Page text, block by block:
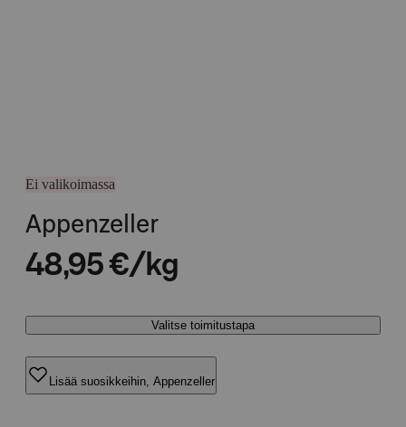
Ei valikoimassa
Appenzeller
48,95 €/kg
Valitse toimitustapa
Lisää suosikkeihin, Appenzeller